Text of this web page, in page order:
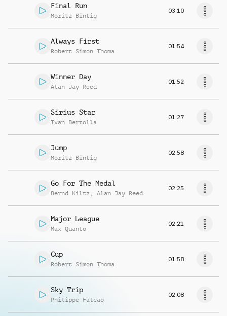
Final Run
Moritz Bintig
03:10
Always First
Robert Simon Thoma
01:54
Winner Day
Alan Jay Reed
01:52
Sirius Star
Ivan Bertolla
01:27
Jump
Moritz Bintig
02:58
Go For The Medal
Bernd Kiltz , Alan Jay Reed
02:25
Major League
Max Quanto
02:21
Cup
Robert Simon Thoma
01:58
Sky Trip
Philippe Falcao
02:08